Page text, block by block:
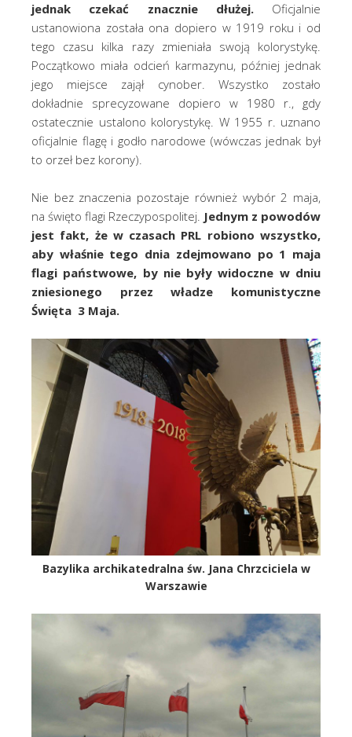
jednak czekać znacznie dłużej. Oficjalnie
ustanowiona została ona dopiero w 1919 roku i od
tego czasu kilka razy zmieniała swoją kolorystykę.
Początkowo miała odcień karmazynu, później jednak
jego miejsce zajął cynober. Wszystko zostało
dokładnie sprecyzowane dopiero w 1980 r., gdy
ostatecznie ustalono kolorystykę. W 1955 r. uznano
oficjalnie flagę i godło narodowe (wówczas jednak był
to orzeł bez korony).
Nie bez znaczenia pozostaje również wybór 2 maja,
na święto flagi Rzeczypospolitej. Jednym z powodów
jest fakt, że w czasach PRL robiono wszystko,
aby właśnie tego dnia zdejmowano po 1 maja
flagi państwowe, by nie były widoczne w dniu
zniesionego przez władze komunistyczne
Święta 3 Maja.
Bazylika archikatedralna św. Jana Chrzciciela w
Warszawie